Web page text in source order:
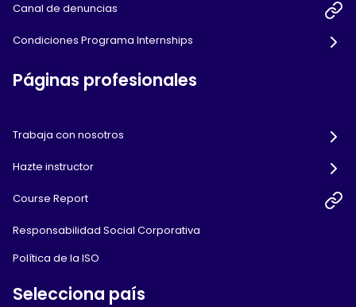
Canal de denuncias
Condiciones Programa Internships
Páginas profesionales
Trabaja con nosotros
Hazte instructor
Course Report
Responsabilidad Social Corporativa
Política de la ISO
Selecciona país